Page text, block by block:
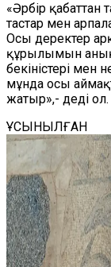
«Әрбір
тастар мен
Осы деректер
құрылымын
бекіністері мен
мұнда осы
жатыр»,- деді ол.
ҰСЫНЫЛҒАН